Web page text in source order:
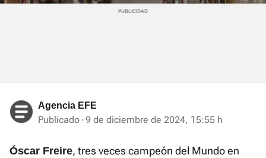
Agencia EFE
Publicado 9 de diciembre de 2024, 15:55 h
Óscar Freire, tres veces campeón del Mundo en